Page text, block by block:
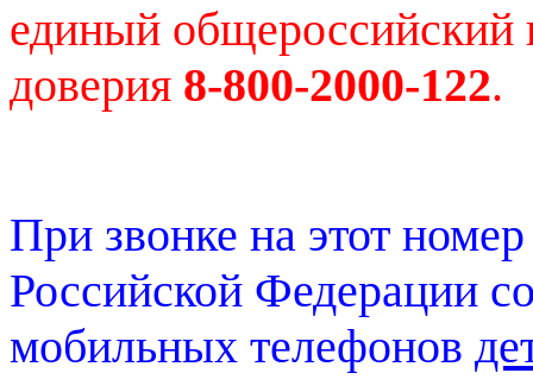
единый общероссийский
доверия 8-800-2000-122.
При звонке на этот
Российской Федерации
мобильных телефонов